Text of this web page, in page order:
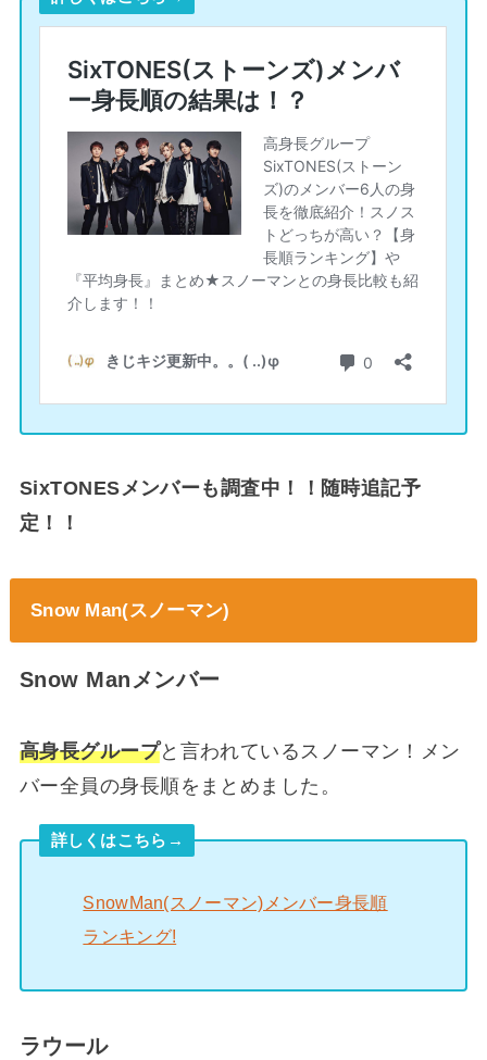
SixTONESメンバーも調査中！！随時追記予
定！！
Snow Man(スノーマン)
Snow Manメンバー
高身長グループと言われているスノーマン！メン
バー全員の身長順をまとめました。
詳しくはこちら→
SnowMan(スノーマン)メンバー身長順
ランキング!
ラウール